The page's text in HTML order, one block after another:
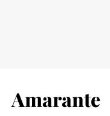
Amarante